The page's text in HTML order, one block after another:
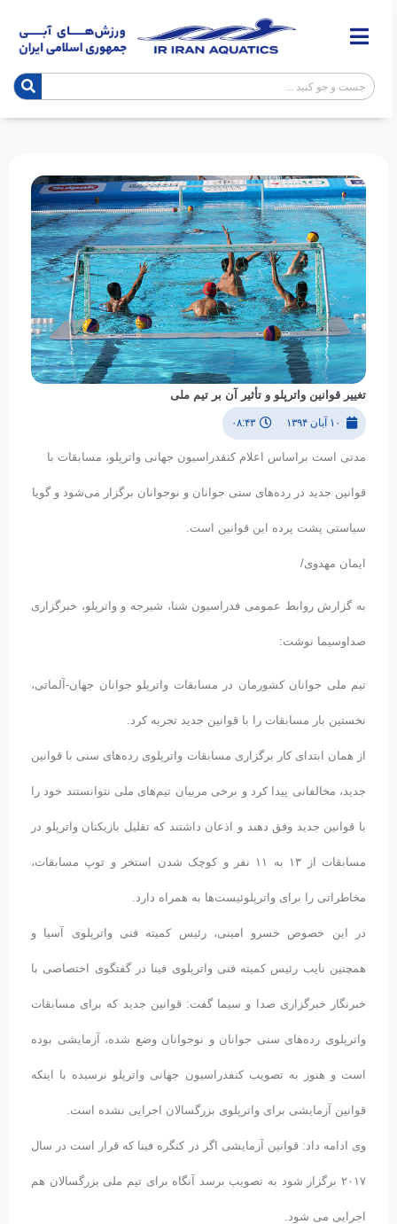
تغییر قوانین واترپلو و تأثیر آن بر تیم ملی
۱۰ آبان ۱۳۹۴ ۰۸:۴۳
مدتی است براساس اعلام کنفدراسیون جهانی واترپلو، مسابقات با
قوانین جدید در رده‌های سنی جوانان و نوجوانان برگزار می‌شود و گویا
سیاستی پشت پرده این قوانین است.
ایمان مهدوی/
به گزارش روابط عمومی فدراسیون شنا، شیرجه و واترپلو، خبرگزاری
صداوسیما نوشت:
تیم ملی جوانان کشورمان در مسابقات واترپلو جوانان جهان-آلماتی،
نخستین بار مسابقات را با قوانین جدید تجربه کرد.
از همان ابتدای کار برگزاری مسابقات واترپلوی رده‌های سنی با قوانین
جدید، مخالفانی پیدا کرد و برخی مربیان تیم‌های ملی نتوانستند خود را
با قوانین جدید وفق دهند و اذعان داشتند که تقلیل بازیکنان واترپلو در
مسابقات از ۱۳ به ۱۱ نفر و کوچک شدن استخر و توپ مسابقات،
مخاطراتی را برای واترپلوئیست‌ها به همراه دارد.
در این خصوص خسرو امینی، رئیس کمیته فنی واترپلوی آسیا و
همچنین نایب رئیس کمیته فنی واترپلوی فینا در گفتگوی اختصاصی با
خبرنگار خبرگزاری صدا و سیما گفت: قوانین جدید که برای مسابقات
واترپلوی رده‌های سنی جوانان و نوجوانان وضع شده، آزمایشی بوده
است و هنوز به تصویب کنفدراسیون جهانی واترپلو نرسیده با اینکه
قوانین آزمایشی برای واترپلوی بزرگسالان اجرایی نشده است.
وی ادامه داد: قوانین آزمایشی اگر در کنگره فینا که قرار است در سال
۲۰۱۷ برگزار شود به تصویب برسد آنگاه برای تیم ملی بزرگسالان هم
اجرایی می شود.